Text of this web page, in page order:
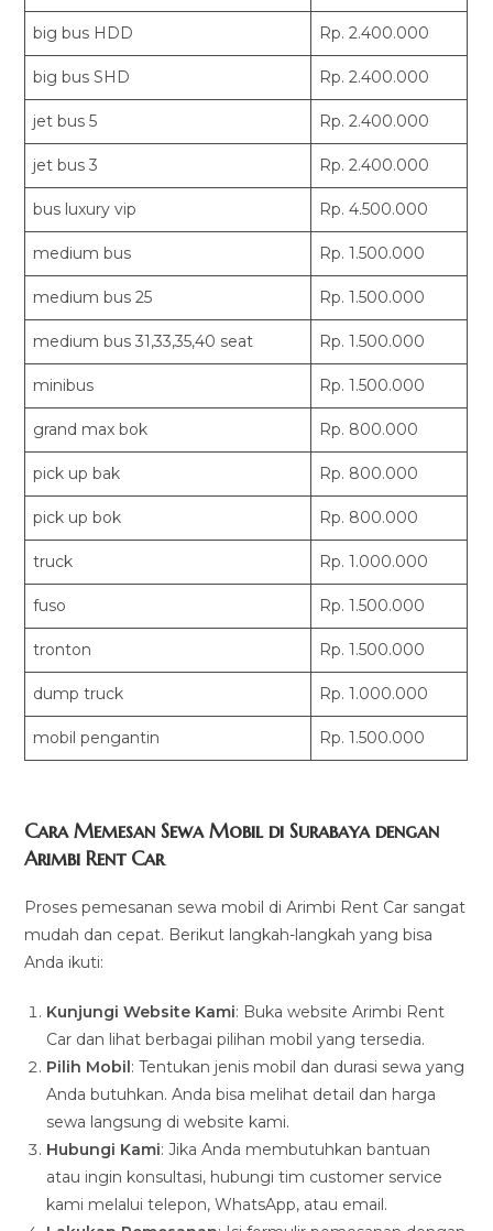
big bus HDD Rp. 2.400.000
big bus SHD Rp. 2.400.000
jet bus 5 Rp. 2.400.000
jet bus 3 Rp. 2.400.000
bus luxury vip Rp. 4.500.000
medium bus Rp. 1.500.000
medium bus 25 Rp. 1.500.000
medium bus 31,33,35,40 seat Rp. 1.500.000
minibus Rp. 1.500.000
grand max bok Rp. 800.000
pick up bak Rp. 800.000
pick up bok Rp. 800.000
truck Rp. 1.000.000
fuso Rp. 1.500.000
tronton Rp. 1.500.000
dump truck Rp. 1.000.000
mobil pengantin Rp. 1.500.000
Cara Memesan Sewa Mobil di Surabaya dengan
Arimbi Rent Car
Proses pemesanan sewa mobil di Arimbi Rent Car sangat
mudah dan cepat. Berikut langkah-langkah yang bisa
Anda ikuti:
Kunjungi Website Kami: Buka website Arimbi Rent
Car dan lihat berbagai pilihan mobil yang tersedia.
Pilih Mobil: Tentukan jenis mobil dan durasi sewa yang
Anda butuhkan. Anda bisa melihat detail dan harga
sewa langsung di website kami.
Hubungi Kami: Jika Anda membutuhkan bantuan
atau ingin konsultasi, hubungi tim customer service
kami melalui telepon, WhatsApp, atau email.